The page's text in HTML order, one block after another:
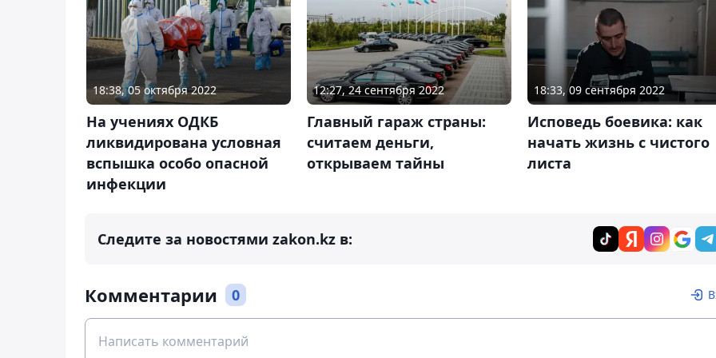
18:38, 05 октября 2022
На учениях ОДКБ
ликвидирована условная
вспышка особо опасной
инфекции
12:27, 24 сентября 2022
Главный гараж страны:
считаем деньги,
открываем тайны
18:33, 09 сентября 2022
Исповедь боевика: как
начать жизнь с чистого
листа
Следите за новостями zakon.kz в:
Комментарии 0